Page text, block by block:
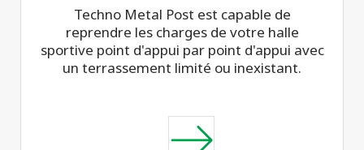
Techno Metal Post est capable de
reprendre les charges de votre halle
sportive point d'appui par point d'appui avec
un terrassement limité ou inexistant.